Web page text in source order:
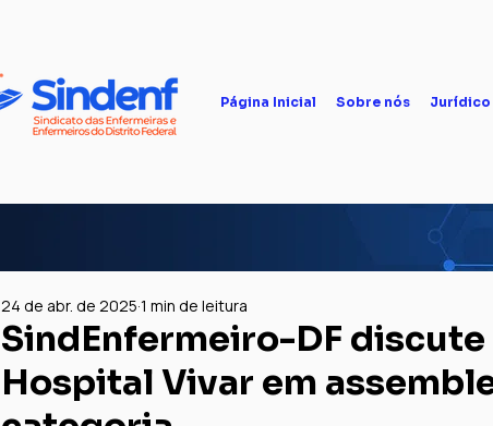
Página Inicial Sobre nós Jurídico
SindEnfermeiro-DF
Hospital Vivar em
24 de abr. de 2025 1 min de leitura